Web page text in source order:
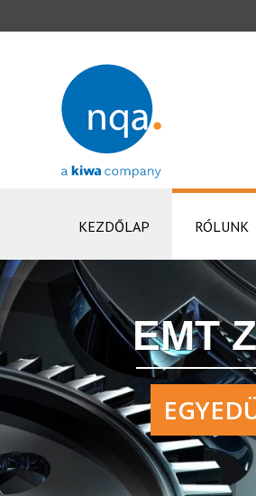
KEZDŐLAP RÓLUNK
EMT